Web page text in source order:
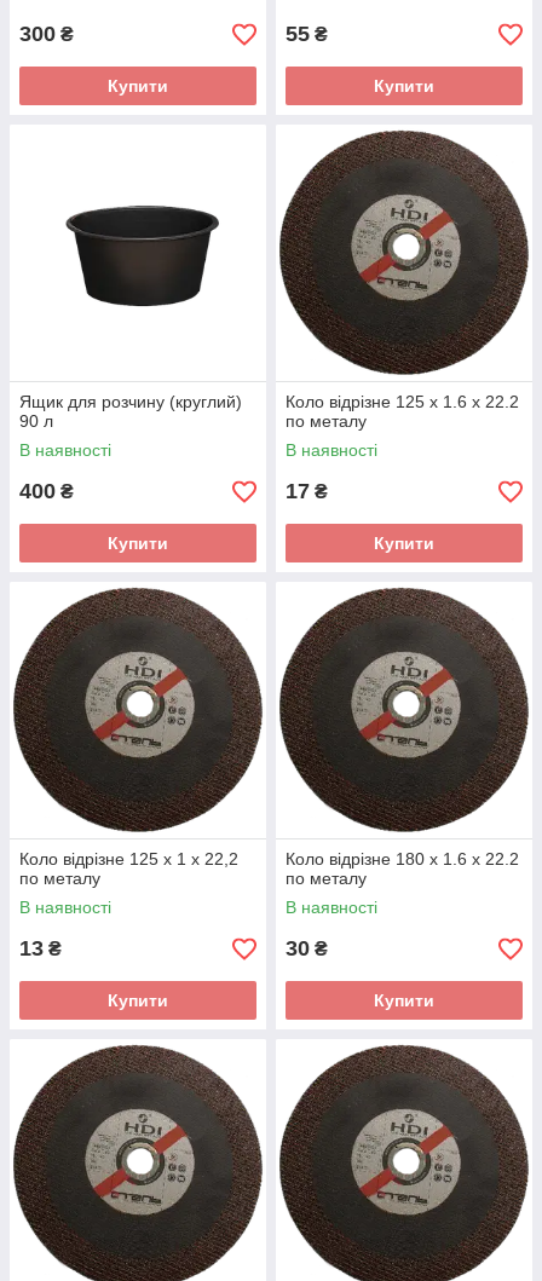
300 ₴
Купити
55 ₴
Купити
Ящик для розчину (круглий)
90 л
В наявності
400 ₴
Купити
Коло відрізне 125 х 1.6 х 22.2
по металу
В наявності
17 ₴
Купити
Коло відрізне 125 х 1 х 22,2
по металу
В наявності
13 ₴
Купити
Коло відрізне 180 х 1.6 х 22.2
по металу
В наявності
30 ₴
Купити